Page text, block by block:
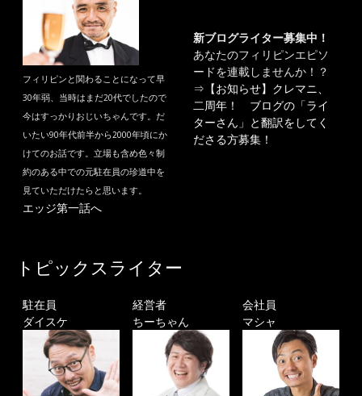
フィリピンと関わることになって早
30年弱、当時はまだ20代でしたので
今はすっかりおじいちゃんです。だ
いたい90年代前半から2000年頃にか
けてのお話です。立場も含め色々制
約のある中での元駐在員の珍道中を
見ていただけたらと思います。
エッジ第一話へ
新ブログライター募集中！
あなたのフィリピンエピソ
ードを連載しませんか！？
⇒ 【お知らせ】クレマニ、
二周年！ ブログの「ライ
ターさん」と翻訳をしてく
ださる方募集！
トピックスライター
駐在員
ダイスケ
経営者
ちーちゃん
会社員
マシャ